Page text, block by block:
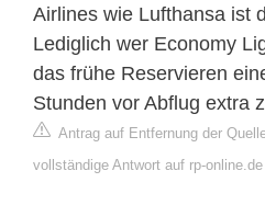
Airlines wie Lufthansa ist
Lediglich wer Economy
das frühe Reservieren
Stunden vor Abflug extra
Antrag auf Entfernung der
vollständige Antwort auf rp-